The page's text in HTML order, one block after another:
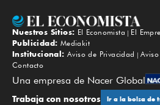
Nuestros Sitios: El Economista El
Publicidad: Mediakit
Institucional: Aviso de Privacidad
Contacto
Una empresa de Nacer Global
Trabaja con nosotros Ir a la bolsa de